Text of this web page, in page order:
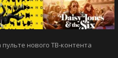
нового ТВ-контента